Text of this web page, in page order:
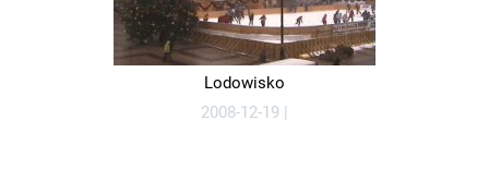
Lodowisko
2008-12-19 |